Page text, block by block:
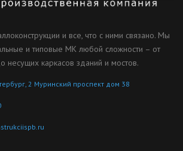
и все, что с ними связано. Мы
и типовые МК любой сложности – от
несущих каркасов зданий и мостов.
2 Муринский проспект дом 38